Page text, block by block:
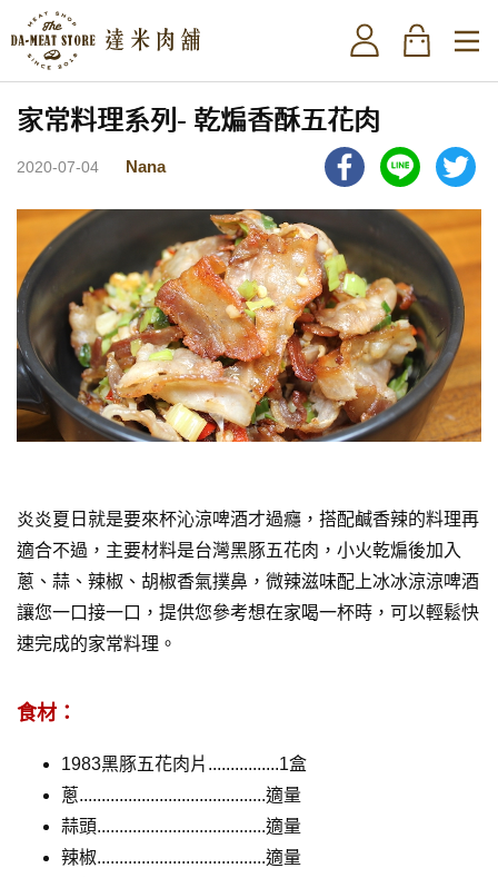
家常料理系列- 乾煸香酥五花肉
2020-07-04 Nana
炎炎夏日就是要來杯沁涼啤酒才過癮，搭配鹹香辣的料理再
適合不過，主要材料是台灣黑豚五花肉，小火乾煸後加入
蔥、蒜、辣椒、胡椒香氣撲鼻，微辣滋味配上冰冰涼涼啤酒
讓您一口接一口，提供您參考想在家喝一杯時，可以輕鬆快
速完成的家常料理。
食材：
1983黑豚五花肉片................1盒
蔥..........................................適量
蒜頭......................................適量
辣椒......................................適量